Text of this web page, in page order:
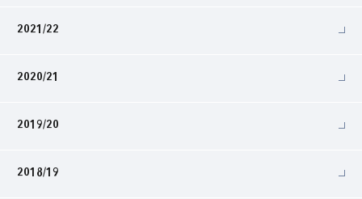
2021/22
2020/21
2019/20
2018/19